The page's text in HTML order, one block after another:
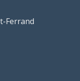
Ferrand